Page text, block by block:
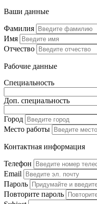
Ваши данные
Фамилия
Имя
Отчество
Рабочие данные
Специальность
Доп. специальность
Город
Место работы
Контактная информация
Телефон
Email
Пароль
Повторите пароль